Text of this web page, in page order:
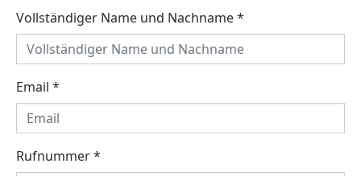
Vollständiger Name und Nachname*
Email *
Rufnummer*